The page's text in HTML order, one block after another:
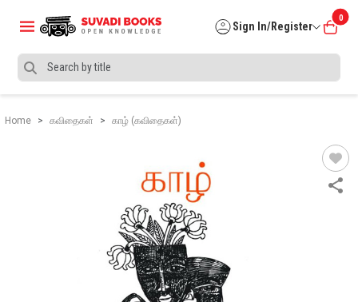
Sign In/Register
0
Home கவிதைகள் காழ் (கவிதைகள்)